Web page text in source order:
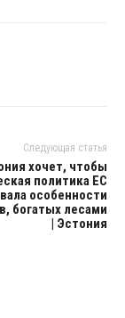
Следующая статья
хочет, чтобы
политика ЕС
особенности
богатых лесами
| Эстония